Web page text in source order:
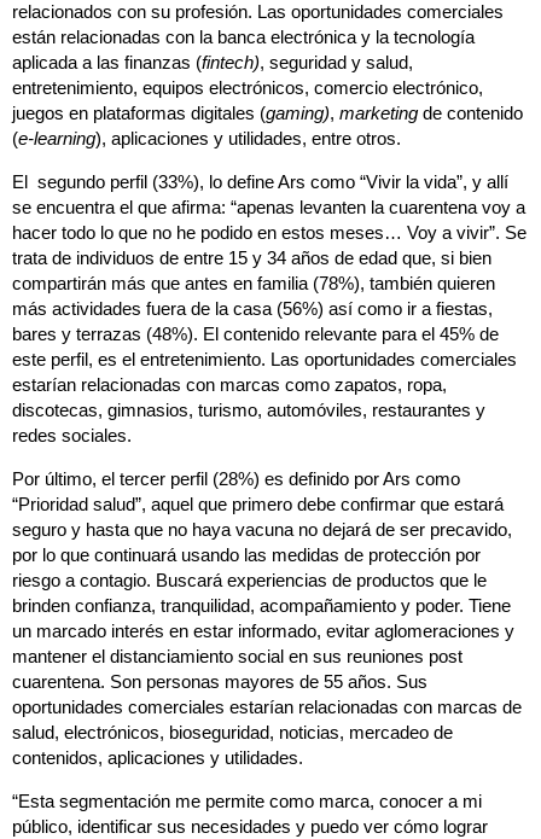
relacionados con su profesión. Las oportunidades comerciales
están relacionadas con la banca electrónica y la tecnología
aplicada a las finanzas (fintech), seguridad y salud,
entretenimiento, equipos electrónicos, comercio electrónico,
juegos en plataformas digitales (gaming), marketing de contenido
(e-learning), aplicaciones y utilidades, entre otros.
El segundo perfil (33%), lo define Ars como “Vivir la vida”, y allí
se encuentra el que afirma: “apenas levanten la cuarentena voy a
hacer todo lo que no he podido en estos meses… Voy a vivir”. Se
trata de individuos de entre 15 y 34 años de edad que, si bien
compartirán más que antes en familia (78%), también quieren
más actividades fuera de la casa (56%) así como ir a fiestas,
bares y terrazas (48%). El contenido relevante para el 45% de
este perfil, es el entretenimiento. Las oportunidades comerciales
estarían relacionadas con marcas como zapatos, ropa,
discotecas, gimnasios, turismo, automóviles, restaurantes y
redes sociales.
Por último, el tercer perfil (28%) es definido por Ars como
“Prioridad salud”, aquel que primero debe confirmar que estará
seguro y hasta que no haya vacuna no dejará de ser precavido,
por lo que continuará usando las medidas de protección por
riesgo a contagio. Buscará experiencias de productos que le
brinden confianza, tranquilidad, acompañamiento y poder. Tiene
un marcado interés en estar informado, evitar aglomeraciones y
mantener el distanciamiento social en sus reuniones post
cuarentena. Son personas mayores de 55 años. Sus
oportunidades comerciales estarían relacionadas con marcas de
salud, electrónicos, bioseguridad, noticias, mercadeo de
contenidos, aplicaciones y utilidades.
“Esta segmentación me permite como marca, conocer a mi
público, identificar sus necesidades y puedo ver cómo lograr